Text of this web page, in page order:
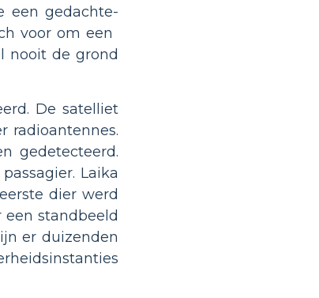
een gedachte-
voor om een
nooit de grond
De satelliet
radioantennes.
gedetecteerd.
Laika
dier werd
standbeeld
er duizenden